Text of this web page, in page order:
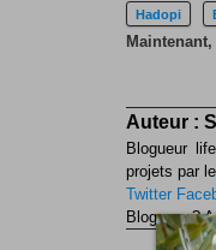
Hadopi
Auteur :
Blogueur
projets par
Twitter
Blogueur ?